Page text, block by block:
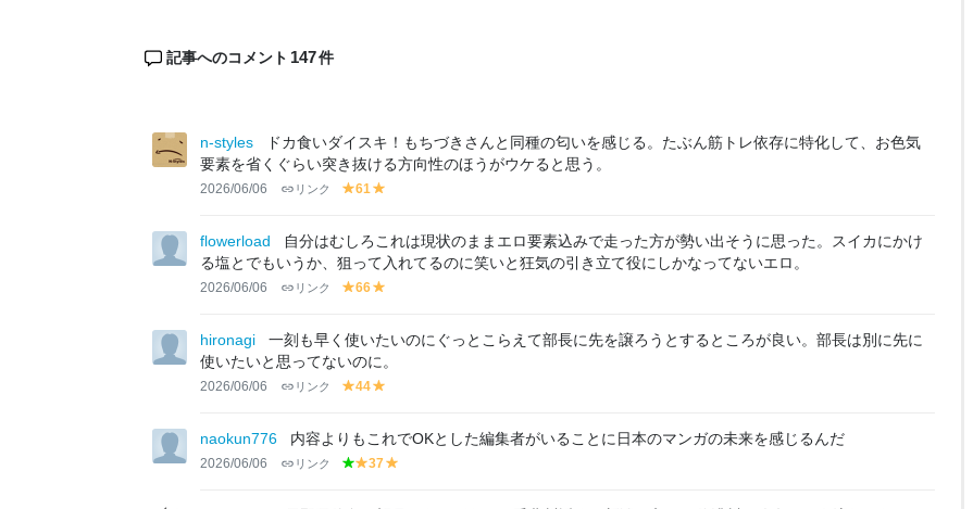
記事へのコメント 147件
n-styles
ドカ食いダイスキ！もちづきさんと同種の匂いを感じる。たぶん筋トレ依存に特化して、お色気
要素を省くぐらい突き抜ける方向性のほうがウケると思う。
2026/06/06 リンク
y
lo
w
61
lo
w
flowerload
自分はむしろこれは現状のままエロ要素込みで走った方が勢い出そうに思った。スイカにかけ
る塩とでもいうか、狙って入れてるのに笑いと狂気の引き立て役にしかなってないエロ。
2026/06/06 リンク
y
lo
w
66
lo
w
hironagi
一刻も早く使いたいのにぐっとこらえて部長に先を譲ろうとするところが良い。部長は別に先に
使いたいと思ってないのに。
2026/06/06 リンク
y
lo
w
44
lo
w
naokun776 内容よりもこれでOKとした編集者がいることに日本のマンガの未来を感じるんだ
2026/06/06 リンク
g y
37